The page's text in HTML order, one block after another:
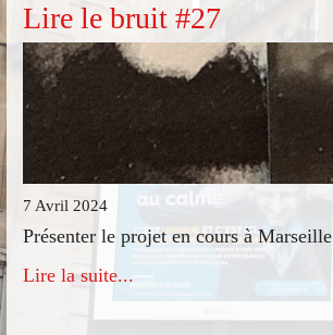
Lire le bruit #27
7 Avril 2024
Présenter le projet en cours à Marseille
Lire la suite...